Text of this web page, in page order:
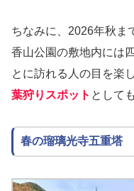
ちなみに、2026年秋ま
香山公園の敷地内には
とに訪れる人の目を楽
葉狩りスポット として
春の瑠璃光寺五重塔